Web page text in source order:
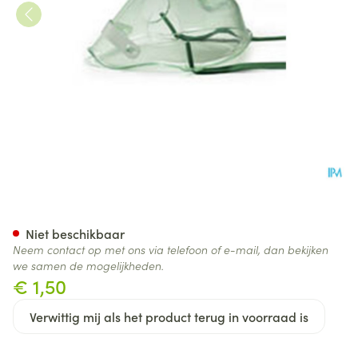
€ 1,50
Verwittig mij als het product terug in voorraad is
Niet beschikbaar
Neem contact op met ons via telefoon of e-mail, dan bekijken
we samen de mogelijkheden.